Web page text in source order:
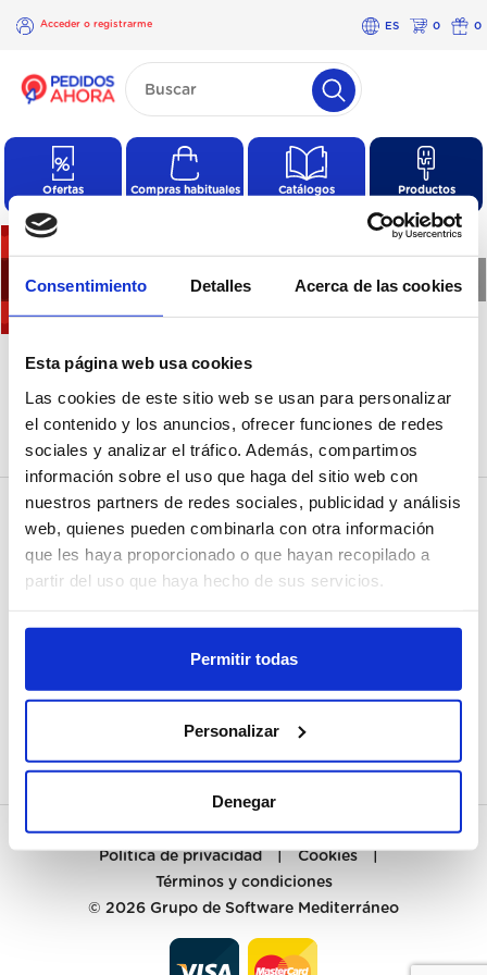
Consentimiento Detalles Acerca de las cookies
Esta página web usa cookies
Las cookies de este sitio web se usan para personalizar
el contenido y los anuncios, ofrecer funciones de redes
sociales y analizar el tráfico. Además, compartimos
información sobre el uso que haga del sitio web con
nuestros partners de redes sociales, publicidad y análisis
web, quienes pueden combinarla con otra información
que les haya proporcionado o que hayan recopilado a
partir del uso que haya hecho de sus servicios.
Permitir todas
Personalizar
Denegar
Acceder o registrarme ES 0 0
×
Acceder o
Ofertas Compras habituales Catálogos Productos
❮ ❯
No hay productos en esta
categoría
MI CUENTA
REGISTRARME
ATENCIÓN AL CLIENTE
Política de privacidad Cookies
Términos y condiciones
© 2026 Grupo de Software Mediterráneo